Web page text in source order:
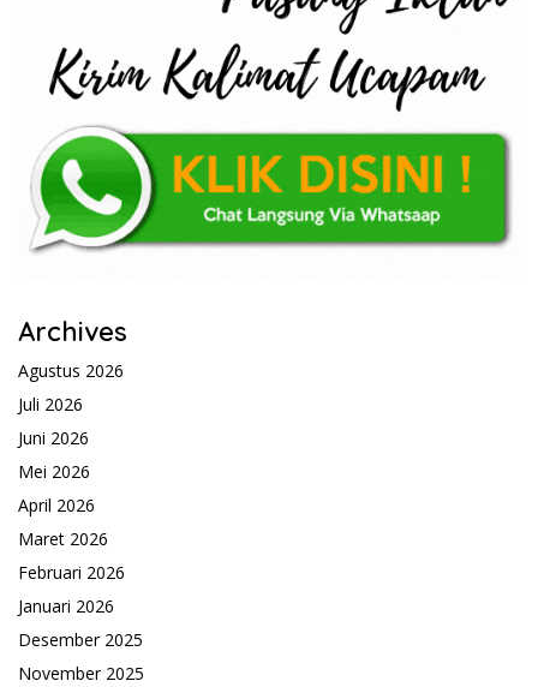
Archives
Agustus 2026
Juli 2026
Juni 2026
Mei 2026
April 2026
Maret 2026
Februari 2026
Januari 2026
Desember 2025
November 2025